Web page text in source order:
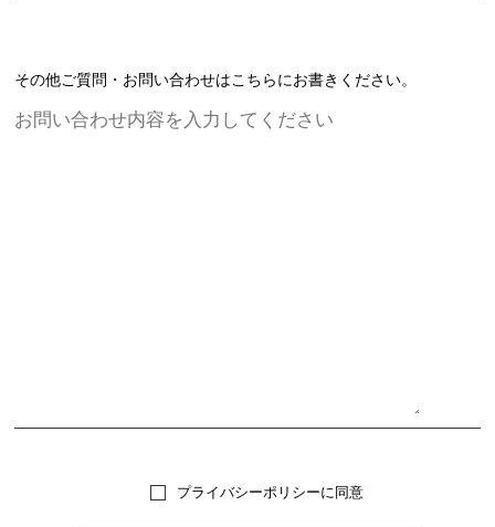
その他ご質問・お問い合わせはこちらにお書きください。
プライバシーポリシーに同意